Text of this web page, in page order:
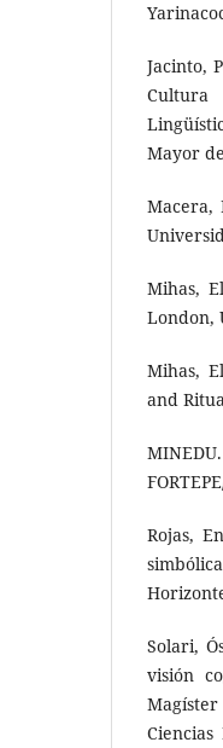
Jacinto,
Cultura
Mayor
Macera,
Mihas,
London,
Mihas,
and
Rojas,
Solari,
visión